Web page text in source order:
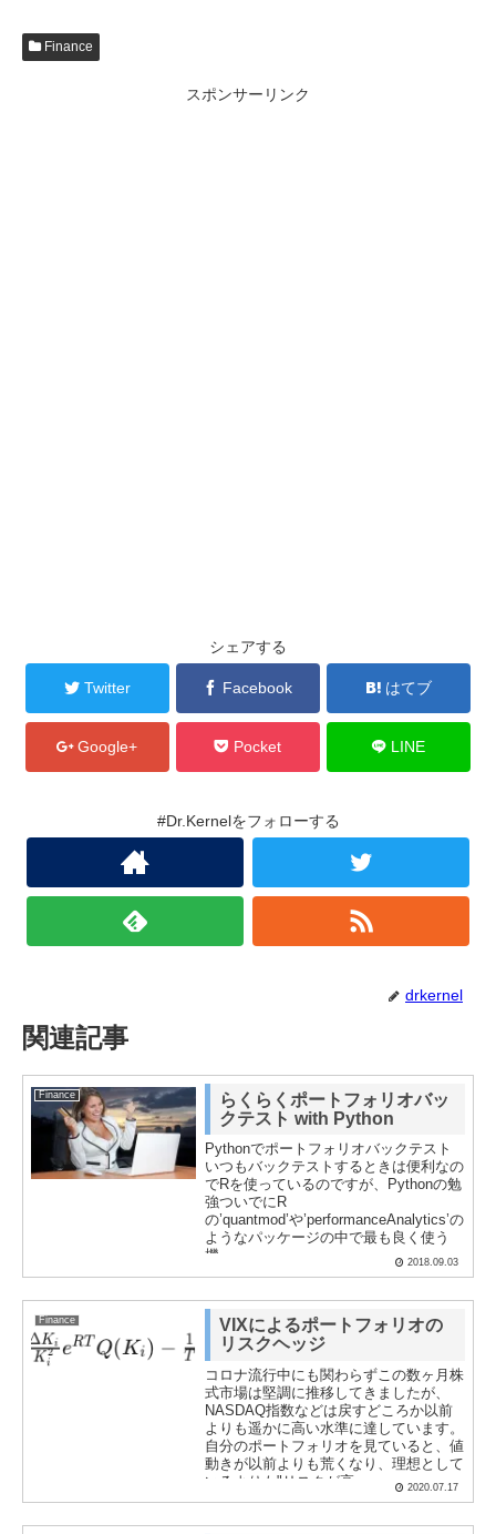
Finance
スポンサーリンク
シェアする
Twitter Facebook はてブ
Google+ Pocket LINE
#Dr.Kernelをフォローする
drkernel
関連記事
Finance
らくらくポートフォリオバッ
クテスト with Python
Pythonでポートフォリオバックテスト
いつもバックテストするときは便利なの
でRを使っているのですが、Pythonの勉
強ついでにR
の’quantmod’や’performanceAnalytics’の
ようなパッケージの中で最も良く使う
機...
2018.09.03
Finance
VIXによるポートフォリオの
リスクヘッジ
コロナ流行中にも関わらずこの数ヶ月株
式市場は堅調に推移してきましたが、
NASDAQ指数などは戻すどころか以前
よりも遥かに高い水準に達しています。
自分のポートフォリオを見ていると、値
動きが以前よりも荒くなり、理想として
いるよりも"リスクが高...
2020.07.17